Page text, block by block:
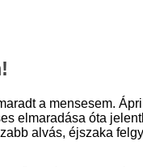
a mensesem.
elmaradása óta
alvás, éjszaka